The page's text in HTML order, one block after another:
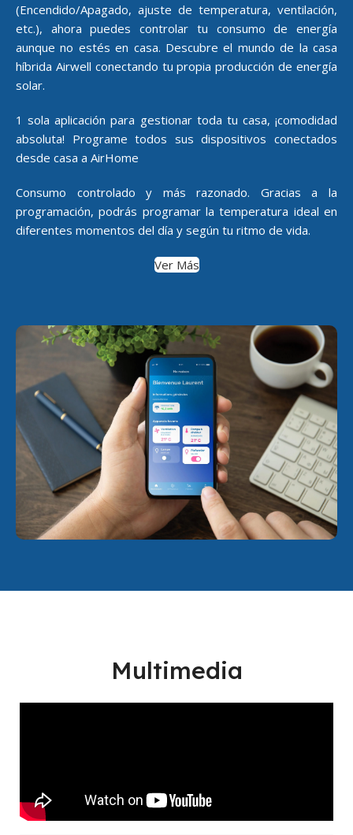
(Encendido/Apagado, ajuste de temperatura, ventilación,
etc.), ahora puedes controlar tu consumo de energía
aunque no estés en casa. Descubre el mundo de la casa
híbrida Airwell conectando tu propia producción de energía
solar.
1 sola aplicación para gestionar toda tu casa, ¡comodidad
absoluta! Programe todos sus dispositivos conectados
desde casa a AirHome
Consumo controlado y más razonado. Gracias a la
programación, podrás programar la temperatura ideal en
diferentes momentos del día y según tu ritmo de vida.
Ver Más
Multimedia